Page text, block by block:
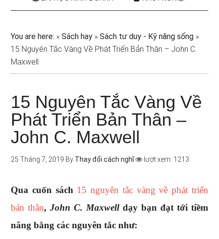
You are here: »Sách hay »Sách tư duy - Kỹ năng sống »
15 Nguyên Tắc Vàng Về Phát Triển Bản Thân – John C.
Maxwell
15 Nguyên Tắc Vàng Về
Phát Triển Bản Thân –
John C. Maxwell
25 Tháng 7, 2019 By Thay đổi cách nghĩ lượt xem: 1213
Qua cuốn sách 15 nguyên tắc vàng về phát triển
bản thân,John C. Maxwelldạy bạn đạt tới tiềm
năng bằng các nguyên tắc như: